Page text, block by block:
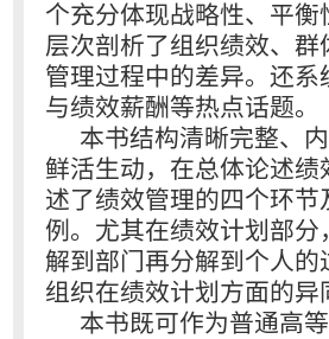
个充分体现战略性、平
层次剖析了组织绩效、
管理过程中的差异。还
与绩效薪酬等热点话题。
本书结构清晰完整、
鲜活生动，在总体论述
述了绩效管理的四个环
例。尤其在绩效计划部
解到部门再分解到个人
组织在绩效计划方面的
本书既可作为普通高